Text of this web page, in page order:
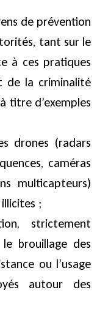
de prévention
tant sur le
à ces pratiques
de la criminalité
titre d’exemples
drones (radars
caméras
multicapteurs)
;
strictement
brouillage des
ou l’usage
autour des